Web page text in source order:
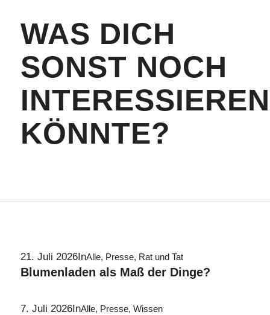
WAS DICH
SONST NOCH
INTERESSIEREN
KÖNNTE?
21. Juli 2026InAlle, Presse, Rat und Tat
Blumenladen als Maß der Dinge?
7. Juli 2026InAlle, Presse, Wissen